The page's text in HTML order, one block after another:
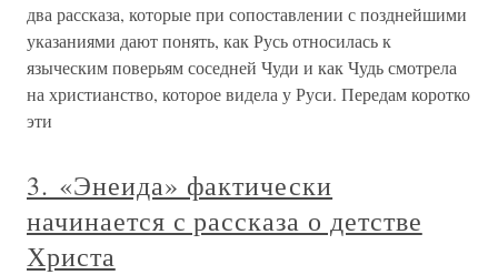
два рассказа, которые при сопоставлении с позднейшими
указаниями дают понять, как Русь относилась к
языческим поверьям соседней Чуди и как Чудь смотрела
на христианство, которое видела у Руси. Передам коротко
эти
3. «Энеида» фактически
начинается с рассказа о детстве
Христа